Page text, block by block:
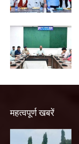
महत्वपूर्ण खबरें